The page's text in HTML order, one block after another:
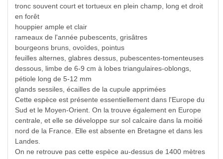
tronc souvent court et tortueux en plein champ, long et droit
en forêt
houppier ample et clair
rameaux de l'année pubescents, grisâtres
bourgeons bruns, ovoïdes, pointus
feuilles alternes, glabres dessus, pubescentes-tomenteuses
dessous, limbe de 6-9 cm à lobes triangulaires-oblongs,
pétiole long de 5-12 mm
glands sessiles, écailles de la cupule apprimées
Cette espèce est présente essentiellement dans l'Europe du
Sud et le Moyen-Orient. On la trouve également en Europe
centrale, et elle se développe sur sol calcaire dans la moitié
nord de la France. Elle est absente en Bretagne et dans les
Landes.
On ne retrouve pas cette espèce au-dessus de 1400 mètres